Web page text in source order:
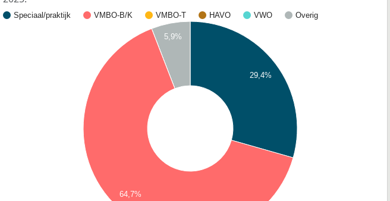
Speciaal/praktijk VMBO-B/K VMBO-T HAVO VWO Overig
29,4%
5,9%
64,7%